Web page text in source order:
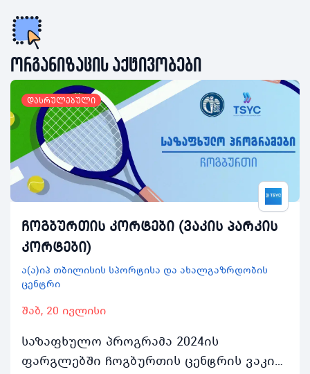
ორგანიზაცის აქტივობები
დასრულებული
ჩოგბურთის კორტები (ვაკის პარკის
კორტები)
ა(ა)იპ თბილისის სპორტისა და ახალგაზრდობის
ცენტრი
შაბ, 20 ივლისი
საზაფხულო პროგრამა 2024ის
ფარგლებში ჩოგბურთის ცენტრის ვაკის